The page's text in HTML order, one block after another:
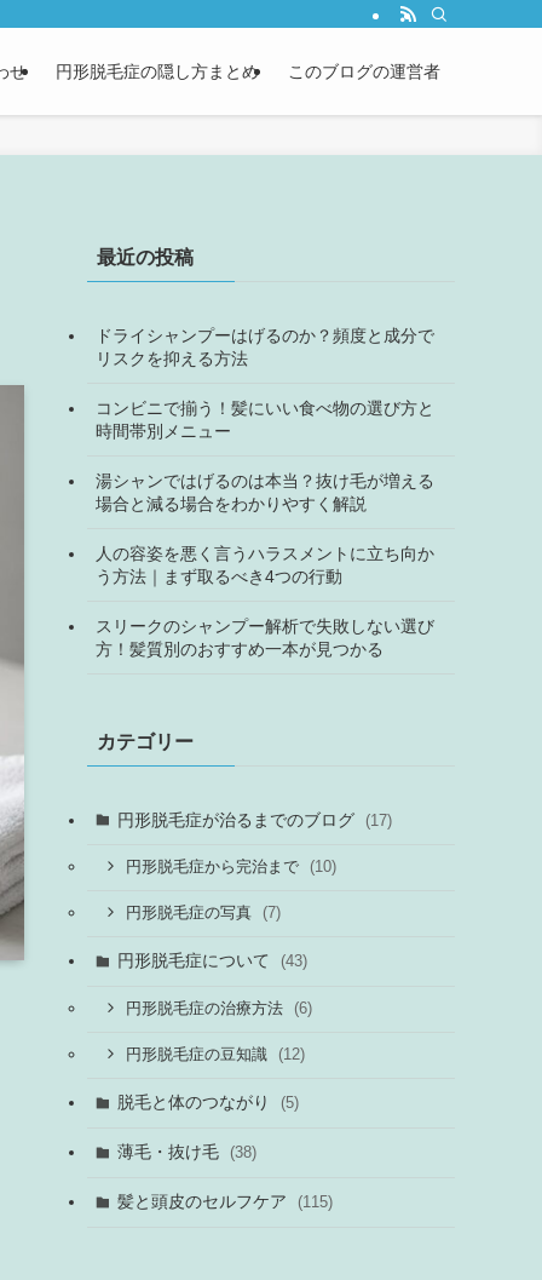
せ 円形脱毛症の隠し方まとめ このブログの運営者
最近の投稿
ドライシャンプーはげるのか？頻度と成分で
リスクを抑える方法
コンビニで揃う！髪にいい食べ物の選び方と
時間帯別メニュー
湯シャンではげるのは本当？抜け毛が増える
場合と減る場合をわかりやすく解説
人の容姿を悪く言うハラスメントに立ち向か
う方法｜まず取るべき4つの行動
スリークのシャンプー解析で失敗しない選び
方！髪質別のおすすめ一本が見つかる
カテゴリー
円形脱毛症が治るまでのブログ (17)
円形脱毛症から完治まで (10)
円形脱毛症の写真 (7)
円形脱毛症について (43)
円形脱毛症の治療方法 (6)
円形脱毛症の豆知識 (12)
脱毛と体のつながり (5)
薄毛・抜け毛 (38)
髪と頭皮のセルフケア (115)